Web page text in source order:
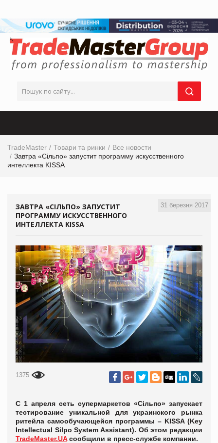
TradeMaster Товари та ринки
Все новости
Завтра «Сільпо» запустит программу искусственного
интеллекта KISSA
31 березня 2017
ЗАВТРА «СІЛЬПО» ЗАПУСТИТ
ПРОГРАММУ ИСКУССТВЕННОГО
ИНТЕЛЛЕКТА KISSA
1375
С 1 апреля сеть супермаркетов «Сільпо» запускает
тестирование уникальной для украинского рынка
ритейла самообучающейся программы – KISSA (Key
Intellectual Silpo System Assistant). Об этом редакции
TradeMaster.UAсообщили в пресс-службе компании.